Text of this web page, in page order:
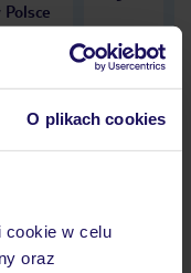
O plikach cookies
cookie w celu
oraz